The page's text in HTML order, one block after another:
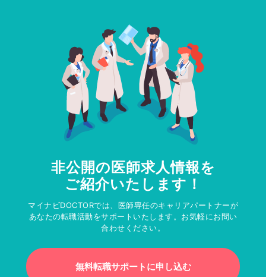
非公開の医師求人情報を
ご紹介いたします！
マイナビDOCTORでは、医師専任のキャリアパートナーが
あなたの転職活動をサポートいたします。お気軽にお問い
合わせください。
無料転職サポートに申し込む